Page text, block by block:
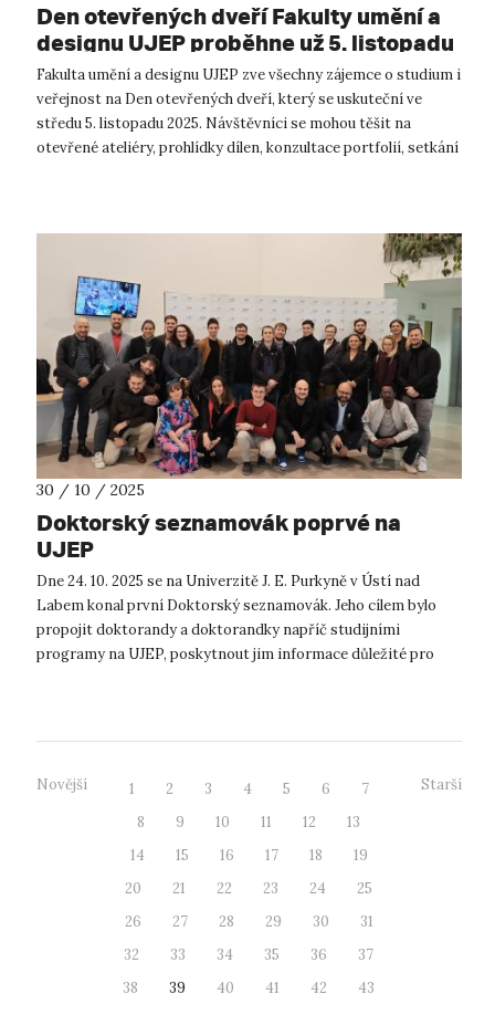
Den otevřených dveří Fakulty umění a
designu UJEP proběhne už 5. listopadu
Fakulta umění a designu UJEP zve všechny zájemce o studium i
veřejnost na Den otevřených dveří, který se uskuteční ve
středu 5. listopadu 2025. Návštěvníci se mohou těšit na
otevřené ateliéry, prohlídky dílen, konzultace portfolií, setkání
30 / 10 / 2025
Doktorský seznamovák poprvé na
UJEP
Dne 24. 10. 2025 se na Univerzitě J. E. Purkyně v Ústí nad
Labem konal první Doktorský seznamovák. Jeho cílem bylo
propojit doktorandy a doktorandky napříč studijními
programy na UJEP, poskytnout jim informace důležité pro
Novější 1 2 3 4 5 6
7
8
9 10 11 12
13
14
15 16 17 18
19
20
21 22 23 24
25
26
27 28 29 30
31
32
33 34 35 36
37
38
39 40 41 42
43
Starší